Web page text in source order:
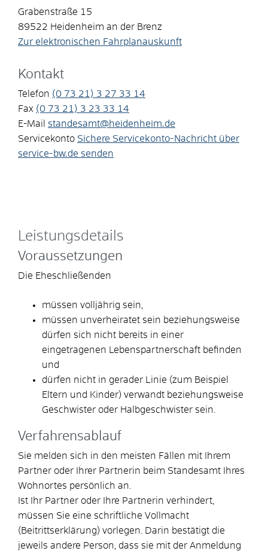
Grabenstraße 15
89522 Heidenheim an der Brenz
Zur elektronischen Fahrplanauskunft
Kontakt
Telefon (0 73 21) 3 27 33 14
Fax (0 73 21) 3 23 33 14
E-Mail standesamt@heidenheim.de
Servicekonto Sichere Servicekonto-Nachricht über
service-bw.de senden
Leistungsdetails
Voraussetzungen
Die Eheschließenden
müssen volljährig sein,
müssen unverheiratet sein beziehungsweise
dürfen sich nicht bereits in einer
eingetragenen Lebenspartnerschaft befinden
und
dürfen nicht in gerader Linie (zum Beispiel
Eltern und Kinder) verwandt beziehungsweise
Geschwister oder Halbgeschwister sein.
Verfahrensablauf
Sie melden sich in den meisten Fällen mit Ihrem
Partner oder Ihrer Partnerin beim Standesamt Ihres
Wohnortes persönlich an.
Ist Ihr Partner oder Ihre Partnerin verhindert,
müssen Sie eine schriftliche Vollmacht
(Beitrittserklärung) vorlegen. Darin bestätigt die
jeweils andere Person, dass sie mit der Anmeldung